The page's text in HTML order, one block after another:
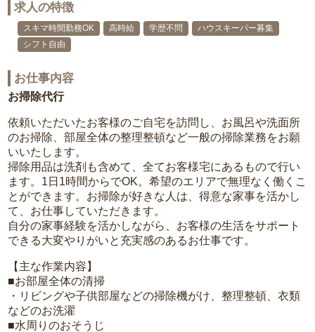
求人の特徴
スキマ時間勤務OK 高時給 学歴不問
ハウスキーパー募集
シフト自由
お仕事内容
お掃除代行
依頼いただいたお客様のご自宅を訪問し、お風呂や洗面所
のお掃除、部屋全体の整理整頓など一般の掃除業務をお願
いいたします。
掃除用品は洗剤も含めて、全てお客様宅にあるもので行い
ます。1日1時間からでOK。希望のエリアで無理なく働くこ
とができます。お掃除が好きな人は、得意な家事を活かし
て、お仕事していただきます。
自分の家事経験を活かしながら、お客様の生活をサポート
できる大変やりがいと充実感のあるお仕事です。
【主な作業内容】
■お部屋全体の清掃
・リビングや子供部屋などの掃除機がけ、整理整頓、衣類
などのお洗濯
■水周りのおそうじ